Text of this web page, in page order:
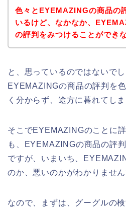
色々とEYEMAZINGの商品の
いるけど、なかなか、
の評判をみつけることができ
と、思っているのではないで
EYEMAZINGの商品の評判を
く分からず、途方に暮れてし
そこでEYEMAZINGのことに
も、EYEMAZINGの商品の評
ですが、いまいち、
のか、悪いのかがわかりません
なので、まずは、グーグルの